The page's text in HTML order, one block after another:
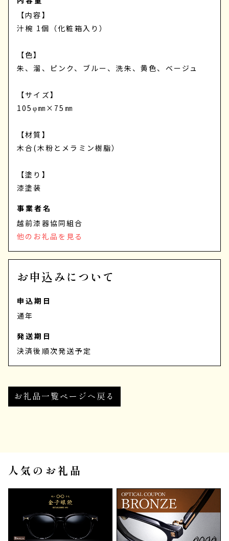
【内容】
汁椀 1個（化粧箱入り）
【色】
朱、溜、ピンク、ブルー、洗朱、黄色、ベージュ
【サイズ】
105φ㎜×75㎜
【材質】
木合(木粉とメラミン樹脂）
【塗り】
漆塗装
事業者名
越前漆器協同組合
他のお礼品を見る
お申込みについて
申込期日
通年
発送期日
決済後順次発送予定
お礼品一覧ページへ戻る
人気のお礼品